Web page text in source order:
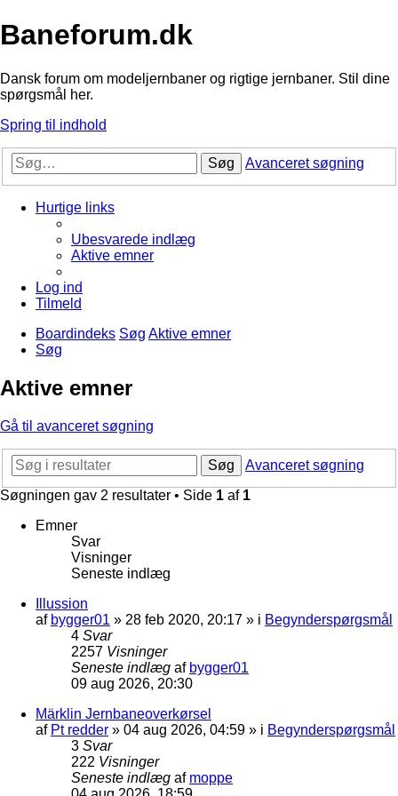
Baneforum.dk
Dansk forum om modeljernbaner og rigtige jernbaner. Stil dine
spørgsmål her.
Spring til indhold
Søg Avanceret søgning
Hurtige links
Ubesvarede indlæg
Aktive emner
Log ind
Tilmeld
Boardindeks Søg Aktive emner
Søg
Aktive emner
Gå til avanceret søgning
Søg
Avanceret søgning
Søgningen gav 2 resultater • Side 1 af 1
Emner
Svar
Visninger
Seneste indlæg
Illussion
af bygger01 » 28 feb 2020, 20:17 » i Begynderspørgsmål
4 Svar
2257 Visninger
Seneste indlæg af bygger01
09 aug 2026, 20:30
Märklin Jernbaneoverkørsel
af Pt redder » 04 aug 2026, 04:59 » i Begynderspørgsmål
3 Svar
222 Visninger
Seneste indlæg af moppe